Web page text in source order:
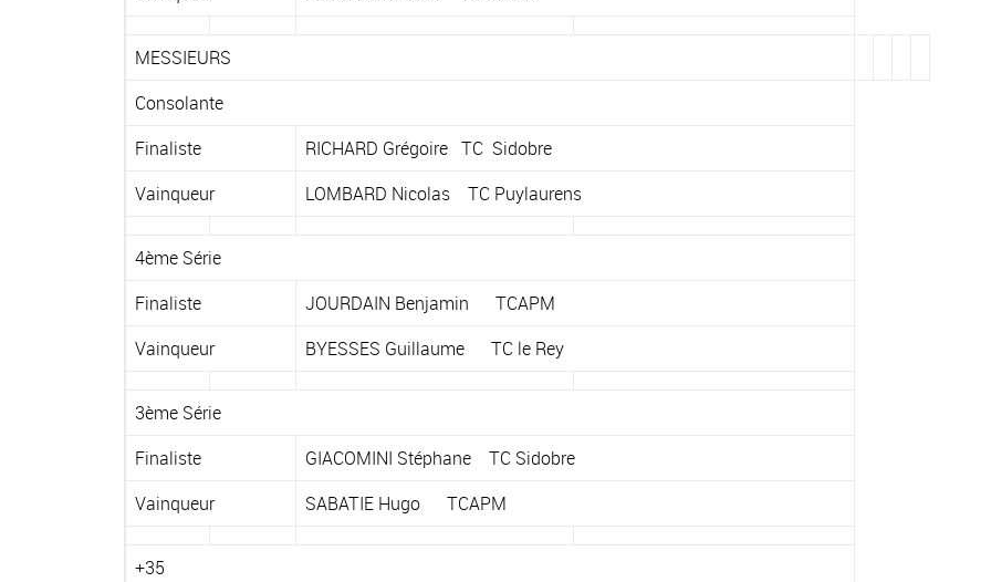
MESSIEURS
Consolante
Finaliste
RICHARD Grégoire TC Sidobre
Vainqueur
LOMBARD Nicolas TC Puylaurens
4ème Série
Finaliste
JOURDAIN Benjamin TCAPM
Vainqueur
BYESSES Guillaume TC le Rey
3ème Série
Finaliste
GIACOMINI Stéphane TC Sidobre
Vainqueur
SABATIE Hugo TCAPM
+35